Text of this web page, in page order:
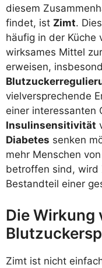
diesem
findet, ist Zimt.
häufig in der Küche
wirksames Mittel
erweisen,
vielversprechende
einer interessanten
Insulinsensitivität
Diabetes senken
mehr Menschen
betroffen sind, wird
Bestandteil einer
Die Wirkung
Zimt ist nicht